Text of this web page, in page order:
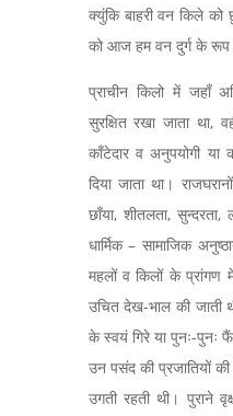
क्युंकि बाहरी वन किले
को आज हम वन दुर्ग के रूप
प्राचीन किलो में जहाँ
सुरक्षित रखा जाता था,
काँटेदार व अनुपयोगी या
दिया जाता था।
छाँया, शीतलता,
धार्मिक – सामाजिक
महलों व किलों के प्रांगण
उचित देख-भाल की जाती
के स्वयं गिरे या पुनः-पुनः
उन पसंद की प्रजातियों
उगती रहती थी। पुराने